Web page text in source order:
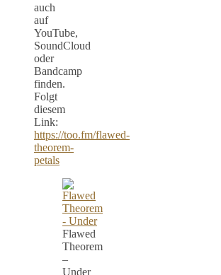
auch
auf
YouTube,
SoundCloud
oder
Bandcamp
finden.
Folgt
diesem
Link:
https://too.fm/flawed-
theorem-
petals
Flawed
Theorem
–
Under